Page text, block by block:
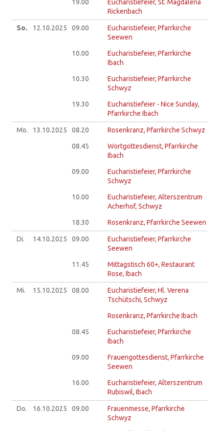
19.00
Eucharistiefeier, St. Magdalena
Rickenbach
So. 12.10.2025 09.00
Eucharistiefeier, Pfarrkirche
Seewen
10.00
Eucharistiefeier, Pfarrkirche
Ibach
10.30
Eucharistiefeier, Pfarrkirche
Schwyz
19.30
Eucharistiefeier - Nice Sunday,
Pfarrkirche Ibach
Mo. 13.10.2025 08.20 Rosenkranz, Pfarrkirche Schwyz
08.45
Wortgottesdienst, Pfarrkirche
Ibach
09.00
Eucharistiefeier, Pfarrkirche
Schwyz
10.00
Eucharistiefeier, Alterszentrum
Acherhof, Schwyz
18.30 Rosenkranz, Pfarrkirche Seewen
Di. 14.10.2025 09.00
Eucharistiefeier, Pfarrkirche
Seewen
11.45
Mittagstisch 60+, Restaurant
Rose, Ibach
Mi. 15.10.2025 08.00
Eucharistiefeier, Hl. Verena
Tschütschi, Schwyz
Rosenkranz, Pfarrkirche Ibach
08.45
Eucharistiefeier, Pfarrkirche
Ibach
09.00
Frauengottesdienst, Pfarrkirche
Seewen
16.00
Eucharistiefeier, Alterszentrum
Rubiswil, Ibach
Do. 16.10.2025 09.00
Frauenmesse, Pfarrkirche
Schwyz